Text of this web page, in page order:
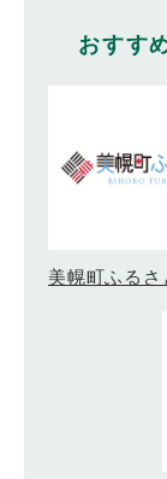
おすす
美幌町ふるさ